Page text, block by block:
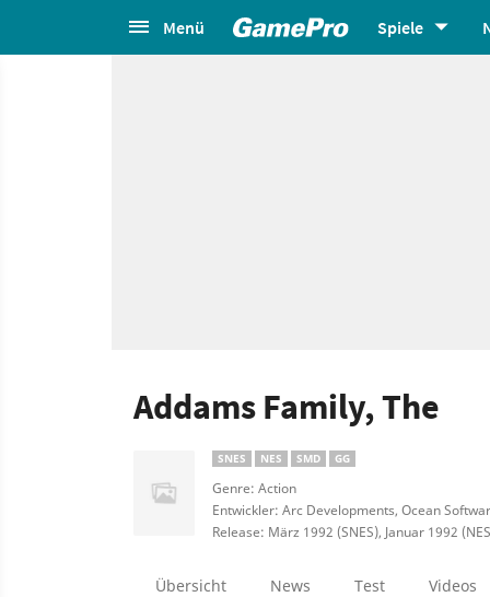
Menü Spiele
Addams Family, The
SNES NES SMD GG
Genre: Action
Entwickler: Arc Developments, Ocean
Release: März 1992 (SNES), Januar 1992
Übersicht News Test Videos